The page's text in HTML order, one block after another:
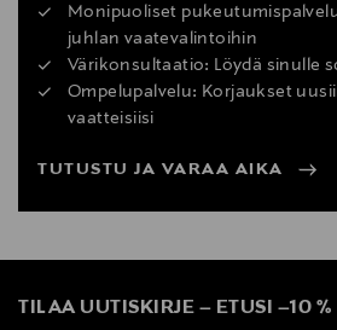
Monipuoliset
juhlan vaatevalintoihin
Värikonsultaatio: Löydä sinulle
Ompelupalvelu: Korjaukset
vaatteisiisi
TUTUSTU JA VARAA AIKA
TILAA UUTISKIRJE – ETUSI –10 %